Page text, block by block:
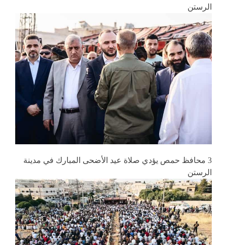
الرستن
3 محافظ حمص يؤدي صلاة عيد الأضحى المبارك في مدينة
الرستن